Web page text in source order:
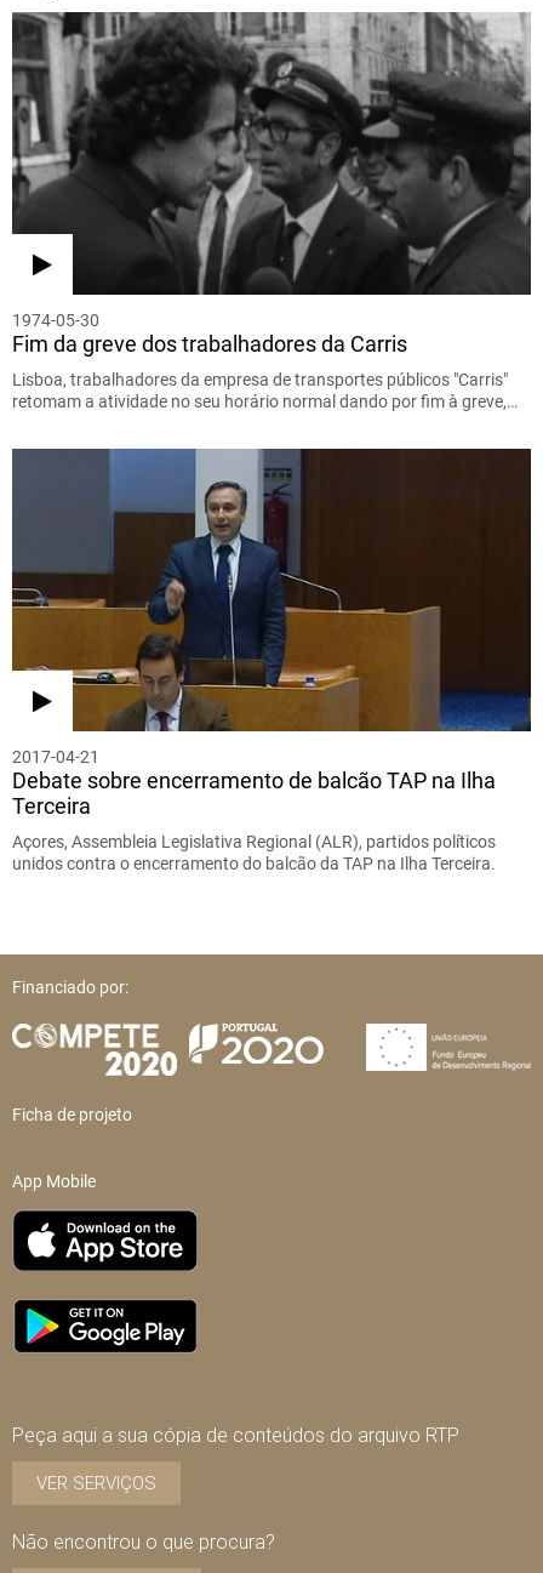
1974-05-30
Fim da greve dos trabalhadores da Carris
Lisboa, trabalhadores da empresa de transportes públicos "Carris"
retomam a atividade no seu horário normal dando por fim à greve,…
2017-04-21
Debate sobre encerramento de balcão TAP na Ilha
Terceira
Açores, Assembleia Legislativa Regional (ALR), partidos políticos
unidos contra o encerramento do balcão da TAP na Ilha Terceira.
Financiado por:
Ficha de projeto
App Mobile
Peça aqui a sua cópia de conteúdos do arquivo RTP
VER SERVIÇOS
Não encontrou o que procura?